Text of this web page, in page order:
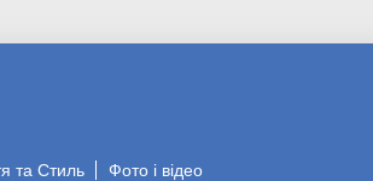
та Стиль Фото і відео